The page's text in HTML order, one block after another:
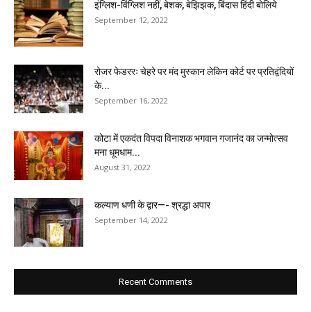
इंग्लिश-विंग्लिश नहीं, बेशक, बेझिझक, बिंदास हिंदी बोलिये
September 12, 2022
रोजर फेडररः चेहरे पर मंद मुस्कान लेकिन कोर्ट पर प्रतिद्वंदियों
के...
September 16, 2022
कोटा में एकदंत विपदा विनाशक भगवान गजानंद का जन्मोत्सव
मना धूमधाम...
August 31, 2022
कल्याण धणी के द्वार—- श्रद्धा अपार
September 14, 2022
Recent Comments